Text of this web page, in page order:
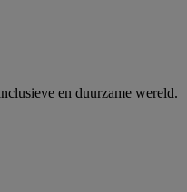
en duurzame wereld.